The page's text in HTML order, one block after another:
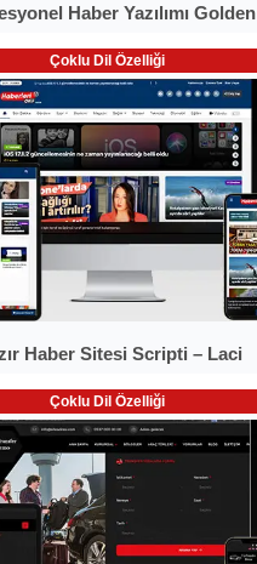
Haber Yazılımı Golden
Çoklu Dil Özelliği
Haber Sitesi Scripti – Laci
Çoklu Dil Özelliği